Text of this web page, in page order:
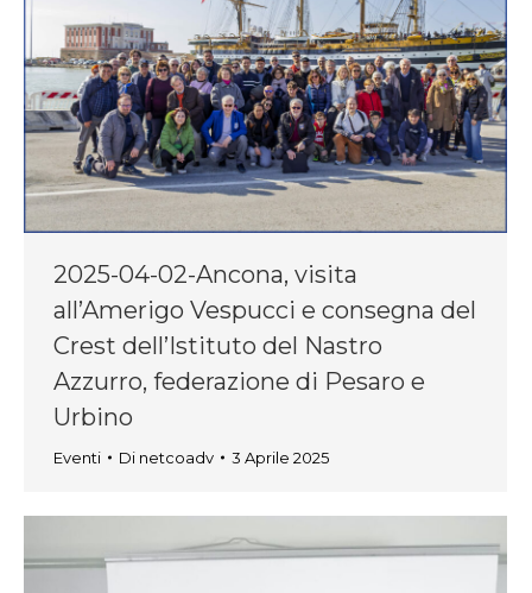
2025-04-02-Ancona, visita
all’Amerigo Vespucci e consegna del
Crest dell’Istituto del Nastro
Azzurro, federazione di Pesaro e
Urbino
Eventi Di netcoadv 3 Aprile 2025